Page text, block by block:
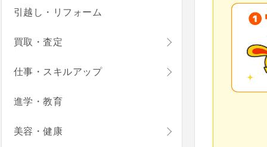
引越し・リフォーム
買取・査定
仕事・スキルアップ
進学・教育
美容・健康